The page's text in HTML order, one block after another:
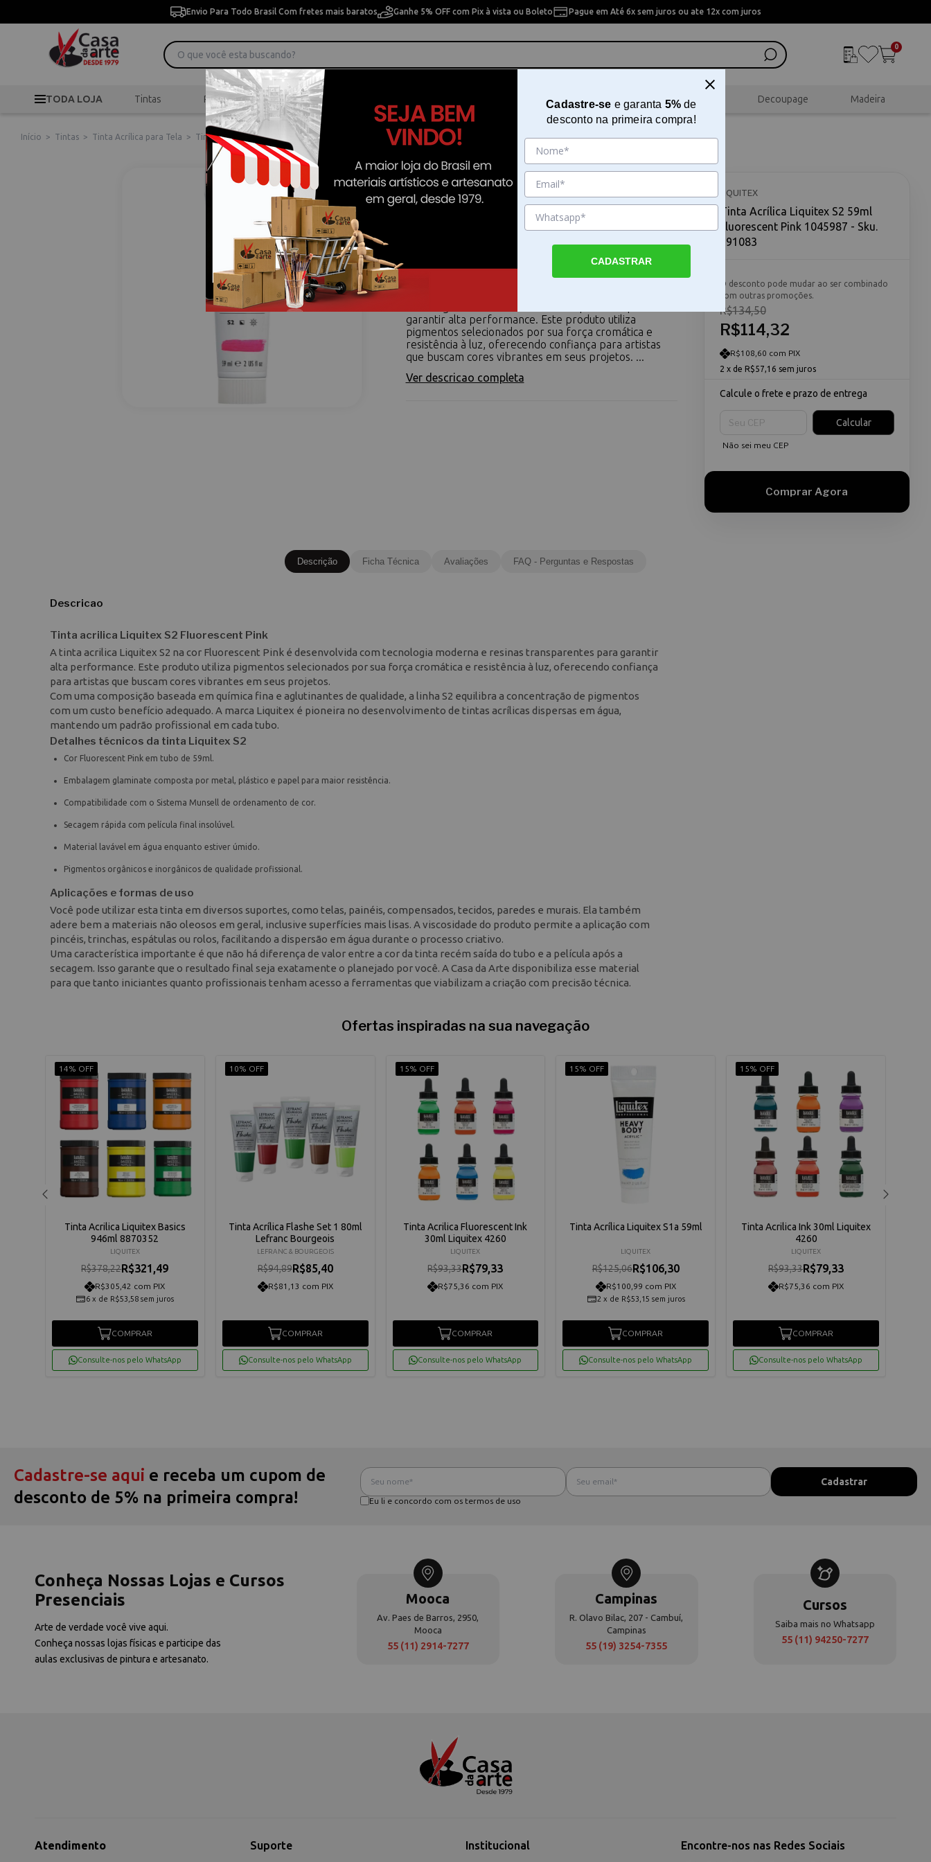
Envio Para Todo Brasil Com fretes mais baratos Ganhe 5% OFF com Pix à vista ou Boleto Pague em Até 6x sem juros ou ate 12x com juros
0
TODA LOJA Tintas Pincéis Desenho Pintura Artesanal Scrapbook Decoupage Madeira
Início > Tintas > Tinta Acrílica para Tela > Tinta Acrílica Liquitex S2 59ml Fluorescent Pink 1045987
Tinta Acrílica Liquitex S2 59ml
Fluorescent Pink 1045987
Tinta acrilica Liquitex S2 Fluorescent Pink A tinta acrilica
garantir alta performance. Este produto utiliza
pigmentos selecionados por sua força cromática e
resistência à luz, oferecendo confiança para artistas
que buscam cores vibrantes em seus projetos. ...
Ver descricao completa
LIQUITEX
Tinta Acrílica Liquitex S2 59ml
Fluorescent Pink 1045987 - Sku.
191083
R$114,32
R$134,50
O desconto pode mudar ao ser combinado
com outras promoções.
R$108,60 com PIX
2 x de R$57,16 sem juros
Calcule o frete e prazo de entrega
Calcular
Não sei meu CEP
Descrição Ficha Técnica Avaliações FAQ - Perguntas e Respostas
Descricao
Tinta acrilica Liquitex S2 Fluorescent Pink
A tinta acrilica Liquitex S2 na cor Fluorescent Pink é desenvolvida com tecnologia moderna e resinas transparentes para garantir
alta performance. Este produto utiliza pigmentos selecionados por sua força cromática e resistência à luz, oferecendo confiança
para artistas que buscam cores vibrantes em seus projetos.
Com uma composição baseada em química fina e aglutinantes de qualidade, a linha S2 equilibra a concentração de pigmentos
com um custo benefício adequado. A marca Liquitex é pioneira no desenvolvimento de tintas acrílicas dispersas em água,
mantendo um padrão profissional em cada tubo.
Detalhes técnicos da tinta Liquitex S2
Cor Fluorescent Pink em tubo de 59ml.
Embalagem glaminate composta por metal, plástico e papel para maior resistência.
Compatibilidade com o Sistema Munsell de ordenamento de cor.
Secagem rápida com película final insolúvel.
Material lavável em água enquanto estiver úmido.
Pigmentos orgânicos e inorgânicos de qualidade profissional.
Aplicações e formas de uso
Você pode utilizar esta tinta em diversos suportes, como telas, painéis, compensados, tecidos, paredes e murais. Ela também
adere bem a materiais não oleosos em geral, inclusive superfícies mais lisas. A viscosidade do produto permite a aplicação com
pincéis, trinchas, espátulas ou rolos, facilitando a dispersão em água durante o processo criativo.
Uma característica importante é que não há diferença de valor entre a cor da tinta recém saída do tubo e a película após a
secagem. Isso garante que o resultado final seja exatamente o planejado por você. A Casa da Arte disponibiliza esse material
para que tanto iniciantes quanto profissionais tenham acesso a ferramentas que viabilizam a criação com precisão técnica.
Ofertas inspiradas na sua navegação
14% OFF
Tinta Acrilica Liquitex Basics
946ml 8870352
LIQUITEX
R$378,22R$321,49
R$305,42 com PIX
6 x de R$53,58 sem juros
COMPRAR
Consulte-nos pelo WhatsApp
10% OFF
Tinta Acrílica Flashe Set 1 80ml
Lefranc Bourgeois
LEFRANC & BOURGEOIS
R$94,89R$85,40
R$81,13 com PIX
COMPRAR
Consulte-nos pelo WhatsApp
15% OFF
Tinta Acrilica Fluorescent Ink
30ml Liquitex 4260
LIQUITEX
R$93,33R$79,33
R$75,36 com PIX
COMPRAR
Consulte-nos pelo WhatsApp
15% OFF
Tinta Acrílica Liquitex S1a 59ml
LIQUITEX
R$125,06R$106,30
R$100,99 com PIX
2 x de R$53,15 sem juros
COMPRAR
Consulte-nos pelo WhatsApp
15% OFF
Tinta Acrilica Ink 30ml Liquitex
4260
LIQUITEX
R$93,33R$79,33
R$75,36 com PIX
COMPRAR
Consulte-nos pelo WhatsApp
Cadastre-se aqui e receba um cupom de
desconto de 5% na primeira compra!
Eu li e concordo com os termos de uso
Conheça Nossas Lojas e Cursos
Presenciais
Arte de verdade você vive aqui.
Conheça nossas lojas físicas e participe das
aulas exclusivas de pintura e artesanato.
Mooca
Av. Paes de Barros, 2950,
Mooca
55 (11) 2914-7277
Campinas
R. Olavo Bilac, 207 - Cambuí,
Campinas
55 (19) 3254-7355
Cursos
Saiba mais no Whatsapp
55 (11) 94250-7277
Atendimento Suporte Institucional Encontre-nos nas Redes Sociais
Cadastre-se e garanta 5%de
desconto na primeira compra!
CADASTRAR